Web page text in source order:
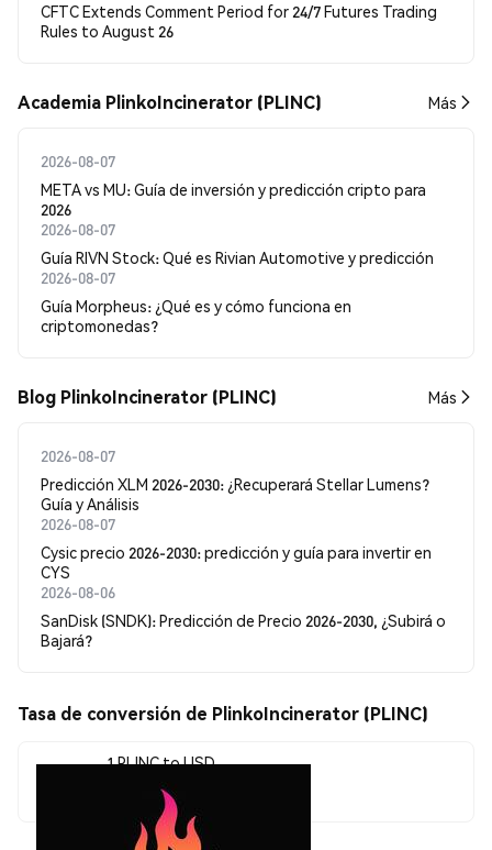
CFTC Extends Comment Period for 24/7 Futures Trading
Rules to August 26
Academia PlinkoIncinerator (PLINC) Más
2026-08-07
META vs MU: Guía de inversión y predicción cripto para
2026
2026-08-07
Guía RIVN Stock: Qué es Rivian Automotive y predicción
2026-08-07
Guía Morpheus: ¿Qué es y cómo funciona en
criptomonedas?
Blog PlinkoIncinerator (PLINC) Más
2026-08-07
Predicción XLM 2026-2030: ¿Recuperará Stellar Lumens?
Guía y Análisis
2026-08-07
Cysic precio 2026-2030: predicción y guía para invertir en
CYS
2026-08-06
SanDisk (SNDK): Predicción de Precio 2026-2030, ¿Subirá o
Bajará?
Tasa de conversión de PlinkoIncinerator (PLINC)
1 PLINC to USD
$0.00000309